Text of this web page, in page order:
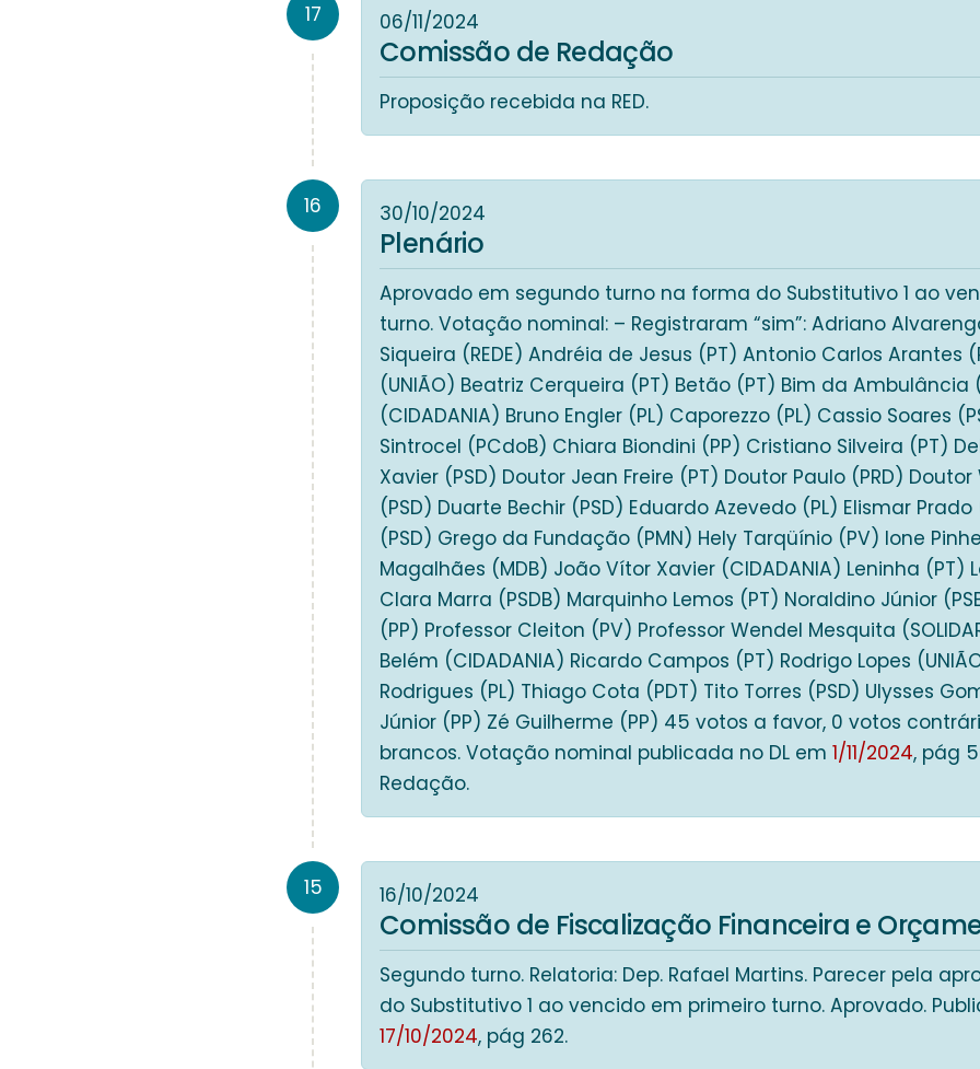
17 06/11/2024
Comissão de Redação
Proposição recebida na RED.
16 30/10/2024
Plenário
Aprovado em segundo turno na forma do Substitutivo 1 ao
turno. Votação nominal: – Registraram “sim”: Adriano
Siqueira (REDE) Andréia de Jesus (PT) Antonio Carlos Arantes
(UNIÃO) Beatriz Cerqueira (PT) Betão (PT) Bim da Ambulância
(CIDADANIA) Bruno Engler (PL) Caporezzo (PL) Cassio Soares
Sintrocel (PCdoB) Chiara Biondini (PP) Cristiano Silveira (PT)
Xavier (PSD) Doutor Jean Freire (PT) Doutor Paulo (PRD)
(PSD) Duarte Bechir (PSD) Eduardo Azevedo (PL) Elismar Prado
(PSD) Grego da Fundação (PMN) Hely Tarqüínio (PV) Ione
Magalhães (MDB) João Vítor Xavier (CIDADANIA) Leninha (PT)
Clara Marra (PSDB) Marquinho Lemos (PT) Noraldino Júnior
(PP) Professor Cleiton (PV) Professor Wendel Mesquita
Belém (CIDADANIA) Ricardo Campos (PT) Rodrigo Lopes
Rodrigues (PL) Thiago Cota (PDT) Tito Torres (PSD) Ulysses
Júnior (PP) Zé Guilherme (PP) 45 votos a favor, 0 votos
brancos. Votação nominal publicada no DL em 1/11/2024, pág
Redação.
15 16/10/2024
Comissão de Fiscalização Financeira e
Segundo turno. Relatoria: Dep. Rafael Martins. Parecer pela
do Substitutivo 1 ao vencido em primeiro turno. Aprovado.
17/10/2024, pág 262.